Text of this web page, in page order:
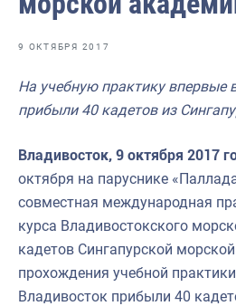
Отраслевые СМИ
Выставки и конференции
Научно-практическая
Рыбоохрана России
Отрасль в цифрах
Инфографика
Большая африканская
Укрепление духовно-
9 ОКТЯБРЯ 2017
На учебную практику впервые
прибыли 40 кадетов из
Владивосток, 9 октября 2017
октября на паруснике
совместная международная
курса Владивостокского
кадетов Сингапурской
прохождения учебной
Владивосток прибыли 40